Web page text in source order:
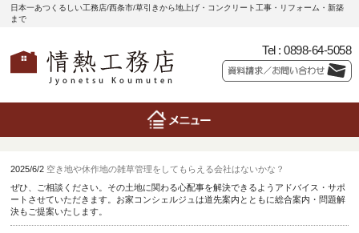
日本一あつくるしい工務店/西条市/草引きから地上げ・コンクリート工事・リフォーム・新築
まで
Tel : 0898-64-5058
2025/6/2 空き地や休作地の雑草管理をしてもらえる会社はないかな？
ぜひ、ご相談ください。その土地に関わる心配事を解決できるようアドバイス・サポ
ートさせていただきます。お家コンシェルジュは道先案内とともに総合案内・問題解
決もご提案いたします。